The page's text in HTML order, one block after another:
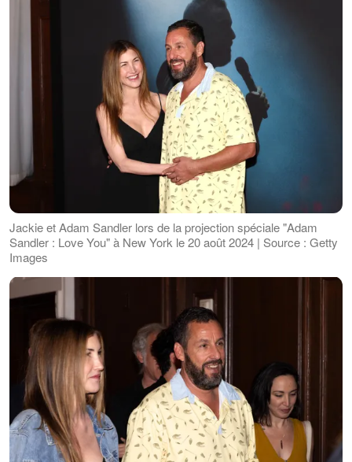
Jackie et Adam Sandler lors de la projection spéciale "Adam
Sandler : Love You" à New York le 20 août 2024 | Source : Getty
Images